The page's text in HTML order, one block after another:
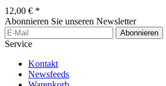
12,00 € *
Abonnieren Sie unseren Newsletter
Abonnieren
Service
Kontakt
Newsfeeds